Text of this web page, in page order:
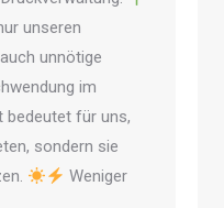
unseren
unnötige
im
bedeutet für uns,
sondern sie
Weniger